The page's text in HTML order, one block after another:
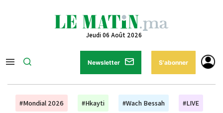
Jeudi 06 Août 2026
Newsletter S'abonner
#Mondial 2026 #Hkayti #Wach Bessah #LIVE